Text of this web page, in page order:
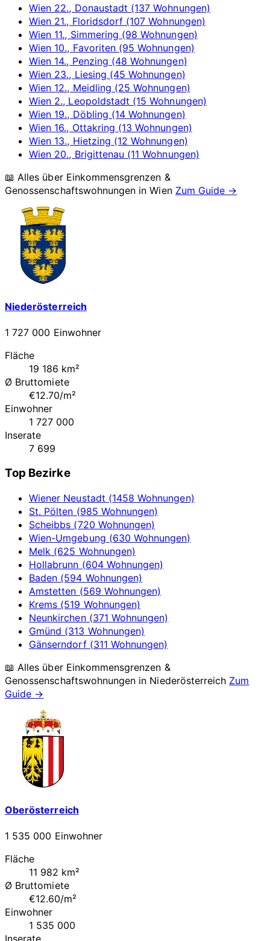
Wien 22., Donaustadt (137 Wohnungen)
Wien 21., Floridsdorf (107 Wohnungen)
Wien 11., Simmering (98 Wohnungen)
Wien 10., Favoriten (95 Wohnungen)
Wien 14., Penzing (48 Wohnungen)
Wien 23., Liesing (45 Wohnungen)
Wien 12., Meidling (25 Wohnungen)
Wien 2., Leopoldstadt (15 Wohnungen)
Wien 19., Döbling (14 Wohnungen)
Wien 16., Ottakring (13 Wohnungen)
Wien 13., Hietzing (12 Wohnungen)
Wien 20., Brigittenau (11 Wohnungen)
📖 Alles über Einkommensgrenzen &
Genossenschaftswohnungen inWien Zum Guide →
Niederösterreich
1 727 000 Einwohner
Fläche
19 186 km²
Ø Bruttomiete
€12.70/m²
Einwohner
1 727 000
Inserate
7 699
Top Bezirke
Wiener Neustadt (1458 Wohnungen)
St. Pölten (985 Wohnungen)
Scheibbs (720 Wohnungen)
Wien-Umgebung (630 Wohnungen)
Melk (625 Wohnungen)
Hollabrunn (604 Wohnungen)
Baden (594 Wohnungen)
Amstetten (569 Wohnungen)
Krems (519 Wohnungen)
Neunkirchen (371 Wohnungen)
Gmünd (313 Wohnungen)
Gänserndorf (311 Wohnungen)
📖 Alles über Einkommensgrenzen &
Genossenschaftswohnungen in Niederösterreich Zum
Guide →
Oberösterreich
1 535 000 Einwohner
Fläche
11 982 km²
Ø Bruttomiete
€12.60/m²
Einwohner
1 535 000